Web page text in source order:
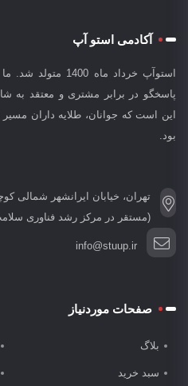
آکادمی استو آپ
استوآپ خرداد ماه
پاسخگو در برابر مشتری و معتقد به
این است که جوانان، طلایه داران
بود.
(مستقر در مرکز رشد فناوری
info@stuup.ir
صفحات موردنیاز
بلاگ
سبد خرید